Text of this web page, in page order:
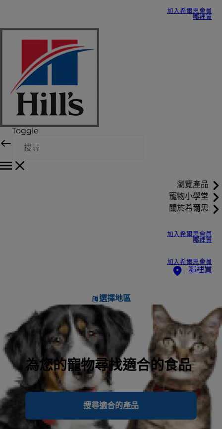
加入希爾思會員
哪裡買
Toggle
瀏覽產品
寵物小學堂
關於希爾思
加入希爾思會員
哪裡買
加入希爾思會員
哪裡買
選擇地區
為您的寵物尋找適合的食品
搜尋適合的產品